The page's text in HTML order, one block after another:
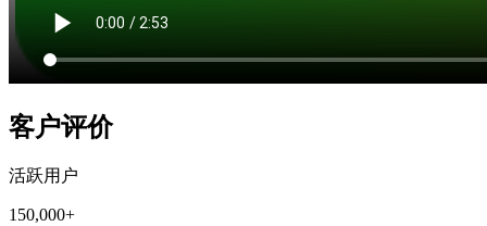
客户评价
活跃用户
150,000+